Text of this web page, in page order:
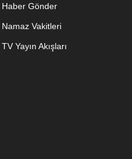
Haber Gönder
Namaz Vakitleri
TV Yayın Akışları